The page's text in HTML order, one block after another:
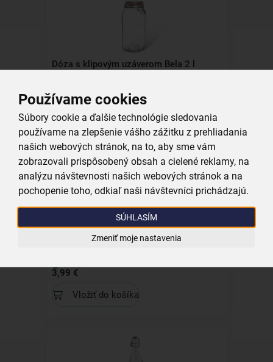
Používame cookies
Súbory cookie a ďalšie technológie sledovania
používame na zlepšenie vášho zážitku z prehliadania
našich webových stránok, na to, aby sme vám
zobrazovali prispôsobený obsah a cielené reklamy, na
analýzu návštevnosti našich webových stránok a na
pochopenie toho, odkiaľ naši návštevníci prichádzajú.
SÚHLASÍM
Zmeniť moje nastavenia
Dóza s klipovým uzáverom Bela 2 l
skladom
5,99 €
Vložiť do košíka
Fľaša s klip uzáverom 1 l
skladom
3,99 €
Vložiť do košíka